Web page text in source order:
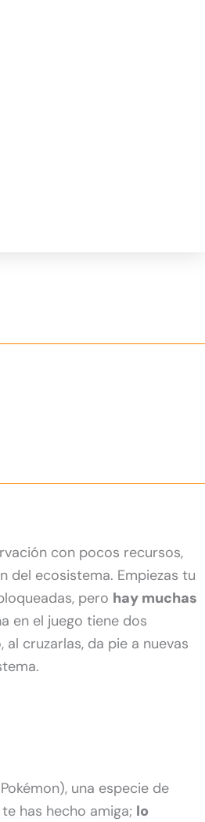
con pocos recursos,
del ecosistema. Empiezas tu
pero hay muchas
en el juego tiene dos
cruzarlas, da pie a nuevas
una especie de
has hecho amiga; lo